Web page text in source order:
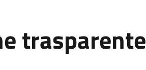
trasparente